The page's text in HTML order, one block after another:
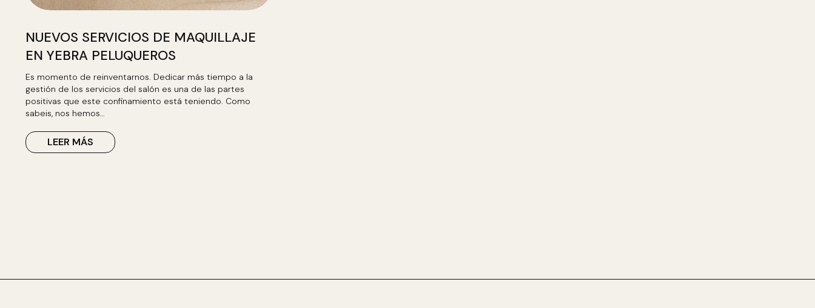
NUEVOS SERVICIOS DE MAQUILLAJE
EN YEBRA PELUQUEROS
Es momento de reinventarnos. Dedicar más tiempo a la
gestión de los servicios del salón es una de las partes
positivas que este confinamiento está teniendo. Como
sabeis, nos hemos…
LEER MÁS